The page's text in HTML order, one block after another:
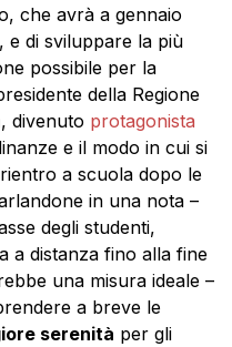
che avrà a gennaio
e di sviluppare la più
possibile per la
della Regione
, divenuto protagonista
e il modo in cui si
a scuola dopo le
in una nota –
degli studenti,
a distanza fino alla fine
una misura ideale –
a breve le
serenità per gli